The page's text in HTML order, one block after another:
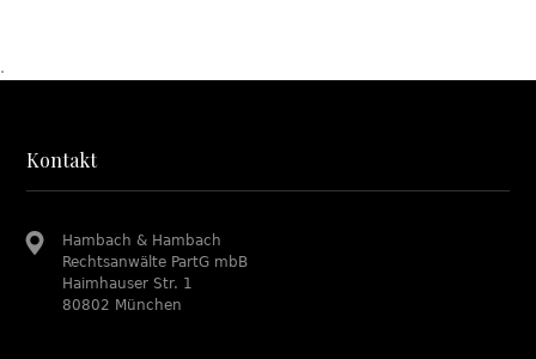
.
Kontakt
Hambach & Hambach
Rechtsanwälte PartG mbB
Haimhauser Str. 1
80802 München